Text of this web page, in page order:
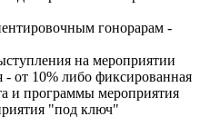
гонорарам -
на мероприятии
от 10% либо фиксированная
и программы мероприятия
"под ключ"